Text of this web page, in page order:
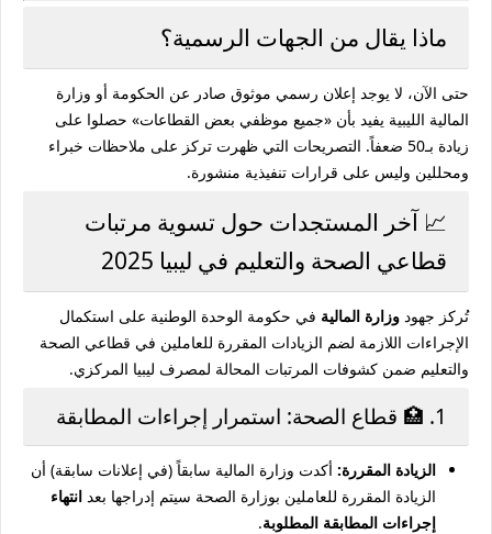
ماذا يقال من الجهات الرسمية؟
حتى الآن، لا يوجد إعلان رسمي موثوق صادر عن الحكومة أو وزارة
المالية الليبية يفيد بأن «جميع موظفي بعض القطاعات» حصلوا على
زيادة بـ50 ضعفاً. التصريحات التي ظهرت تركز على ملاحظات خبراء
ومحللين وليس على قرارات تنفيذية منشورة.
📈 آخر المستجدات حول تسوية مرتبات
قطاعي الصحة والتعليم في ليبيا 2025
تُركز جهود وزارة المالية في حكومة الوحدة الوطنية على استكمال
الإجراءات اللازمة لضم الزيادات المقررة للعاملين في قطاعي الصحة
والتعليم ضمن كشوفات المرتبات المحالة لمصرف ليبيا المركزي.
1. 🏥 قطاع الصحة: استمرار إجراءات المطابقة
الزيادة المقررة: أكدت وزارة المالية سابقاً (في إعلانات سابقة) أن
الزيادة المقررة للعاملين بوزارة الصحة سيتم إدراجها بعد انتهاء
إجراءات المطابقة المطلوبة.